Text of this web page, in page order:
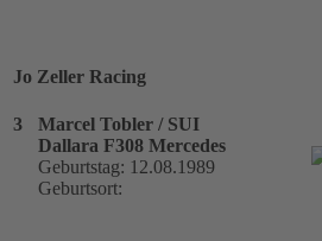
Jo Zeller Racing
3
Marcel Tobler / SUI
Dallara F308 Mercedes
Geburtstag: 12.08.1989
Geburtsort: